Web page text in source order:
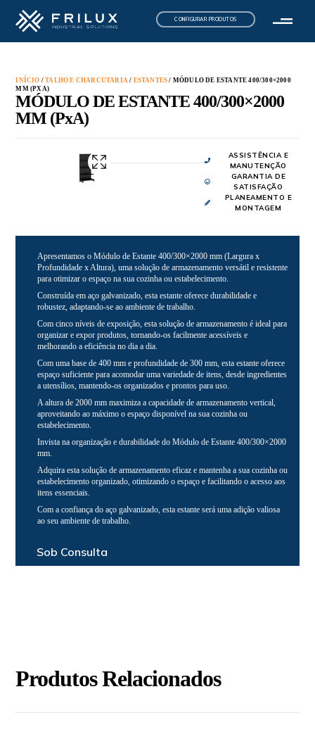
CONFIGURAR PRODUTOS
INÍCIO /TALHO E CHARCUTARIA / ESTANTES / MÓDULO DE ESTANTE 400/300×2000
MM (PXA)
MÓDULO DE ESTANTE 400/300×2000
MM (PxA)
ASSISTÊNCIA E
MANUTENÇÃO
GARANTIA DE
SATISFAÇÃO
PLANEAMENTO E
MONTAGEM
Apresentamos o Módulo de Estante 400/300×2000 mm (Largura x
Profundidade x Altura), uma solução de armazenamento versátil e resistente
para otimizar o espaço na sua cozinha ou estabelecimento.
Construída em aço galvanizado, esta estante oferece durabilidade e
robustez, adaptando-se ao ambiente de trabalho.
Com cinco níveis de exposição, esta solução de armazenamento é ideal para
organizar e expor produtos, tornando-os facilmente acessíveis e
melhorando a eficiência no dia a dia.
Com uma base de 400 mm e profundidade de 300 mm, esta estante oferece
espaço suficiente para acomodar uma variedade de itens, desde ingredientes
a utensílios, mantendo-os organizados e prontos para uso.
A altura de 2000 mm maximiza a capacidade de armazenamento vertical,
aproveitando ao máximo o espaço disponível na sua cozinha ou
estabelecimento.
Invista na organização e durabilidade do Módulo de Estante 400/300×2000
mm.
Adquira esta solução de armazenamento eficaz e mantenha a sua cozinha ou
estabelecimento organizado, otimizando o espaço e facilitando o acesso aos
itens essenciais.
Com a confiança do aço galvanizado, esta estante será uma adição valiosa
ao seu ambiente de trabalho.
Sob Consulta
Produtos Relacionados